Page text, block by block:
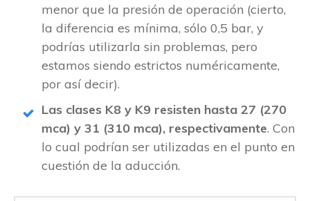
menor que la presión de operación (cierto,
la diferencia es mínima, sólo 0,5 bar, y
podrías utilizarla sin problemas, pero
estamos siendo estrictos numéricamente,
por así decir).
Las clases K8 y K9 resisten hasta 27 (270
mca) y 31 (310 mca), respectivamente. Con
lo cual podrían ser utilizadas en el punto en
cuestión de la aducción.